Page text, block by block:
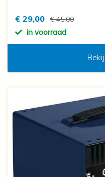
€ 29,00 € 45,00
in voorraad